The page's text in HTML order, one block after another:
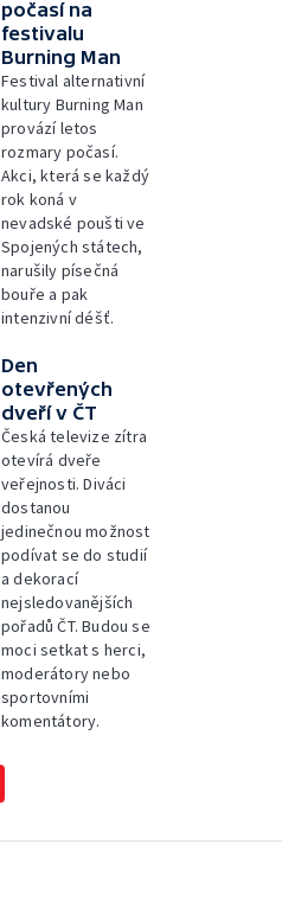
počasí na
festivalu
Burning Man
Festival alternativní
kultury Burning Man
provází letos
rozmary počasí.
Akci, která se každý
rok koná v
nevadské poušti ve
Spojených státech,
narušily písečná
bouře a pak
intenzivní déšť.
Den
otevřených
dveří v ČT
Česká televize zítra
otevírá dveře
veřejnosti. Diváci
dostanou
jedinečnou možnost
podívat se do studií
a dekorací
nejsledovanějších
pořadů ČT. Budou se
moci setkat s herci,
moderátory nebo
sportovními
komentátory.